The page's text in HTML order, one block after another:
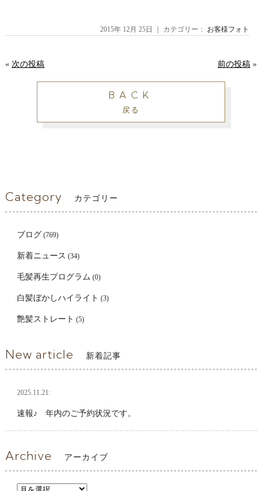
2015年 12月 25日 ｜ カテゴリー： お客様フォト
« 次の投稿 前の投稿 »
BACK
戻る
Category カテゴリー
ブログ (769)
新着ニュース (34)
毛髪再生プログラム (0)
白髪ぼかしハイライト (3)
艶髪ストレート (5)
New article 新着記事
2025.11.21:
速報♪ 年内のご予約状況です。
Archive アーカイブ